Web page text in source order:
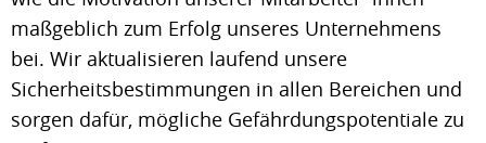
maßgeblich zum Erfolg unseres Unternehmens
bei. Wir aktualisieren laufend unsere
Sicherheitsbestimmungen in allen Bereichen und
sorgen dafür, mögliche Gefährdungspotentiale zu